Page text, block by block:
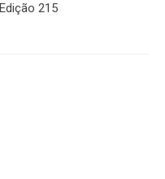
Edição 215